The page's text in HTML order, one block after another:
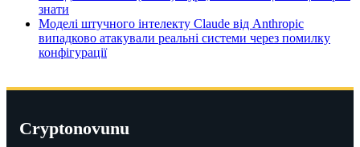
знати
Моделі штучного інтелекту Claude від Anthropic
випадково атакували реальні системи через помилку
конфігурації
Cryptonovunu